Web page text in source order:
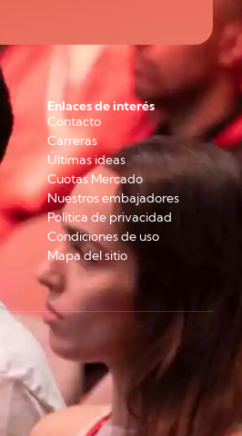
Enlaces de interés
Contacto
Carreras
Últimas ideas
Cuotas Mercado
Nuestros embajadores
Política de privacidad
Condiciones de uso
Mapa del sitio